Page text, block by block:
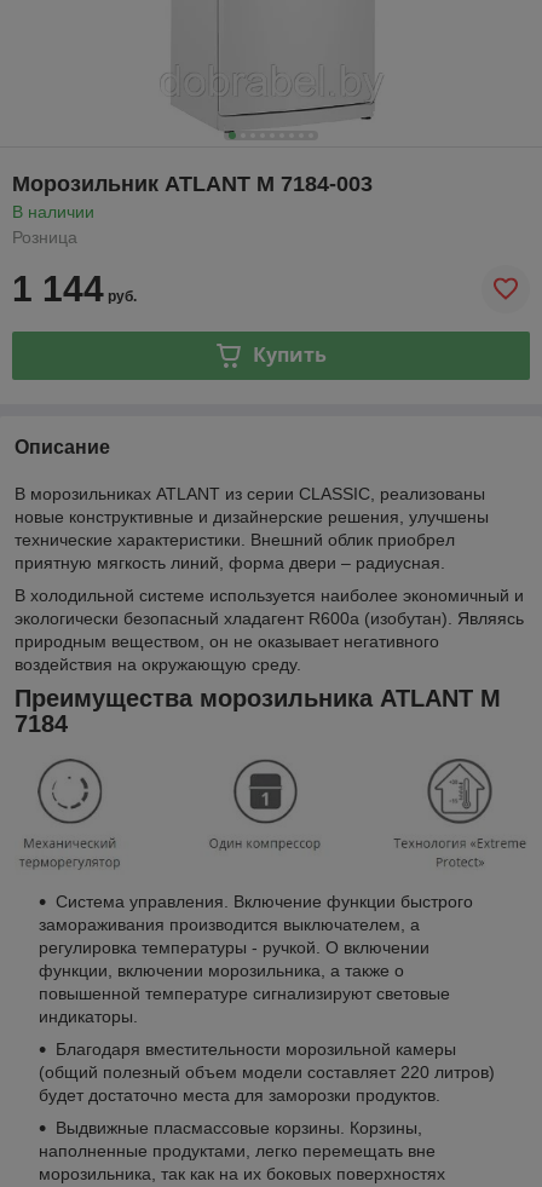
Морозильник ATLANT М 7184-003
В наличии
Розница
1 144 руб.
Купить
Описание
В морозильниках ATLANT из серии CLASSIC, реализованы
новые конструктивные и дизайнерские решения, улучшены
технические характеристики. Внешний облик приобрел
приятную мягкость линий, форма двери – радиусная.
В холодильной системе используется наиболее экономичный и
экологически безопасный хладагент R600а (изобутан). Являясь
природным веществом, он не оказывает негативного
воздействия на окружающую среду.
Преимущества морозильника ATLANT М
7184
Система управления. Включение функции быстрого
замораживания производится выключателем, а
регулировка температуры - ручкой. О включении
функции, включении морозильника, а также о
повышенной температуре сигнализируют световые
индикаторы.
Благодаря вместительности морозильной камеры
(общий полезный объем модели составляет 220 литров)
будет достаточно места для заморозки продуктов.
Выдвижные пласмассовые корзины. Корзины,
наполненные продуктами, легко перемещать вне
морозильника, так как на их боковых поверхностях